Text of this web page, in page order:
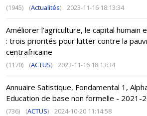
(1945) (Actualités) 2023-11-16 18:13:34
Améliorer l’agriculture, le capital humain
: trois priorités pour lutter contre la
centrafricaine
(1170) (ACTUS) 2023-11-16 18:13:34
Annuaire Satistique, Fondamental 1,
Education de base non formelle - 2021-
(736) (ACTUS) 2024-10-20 11:14:58